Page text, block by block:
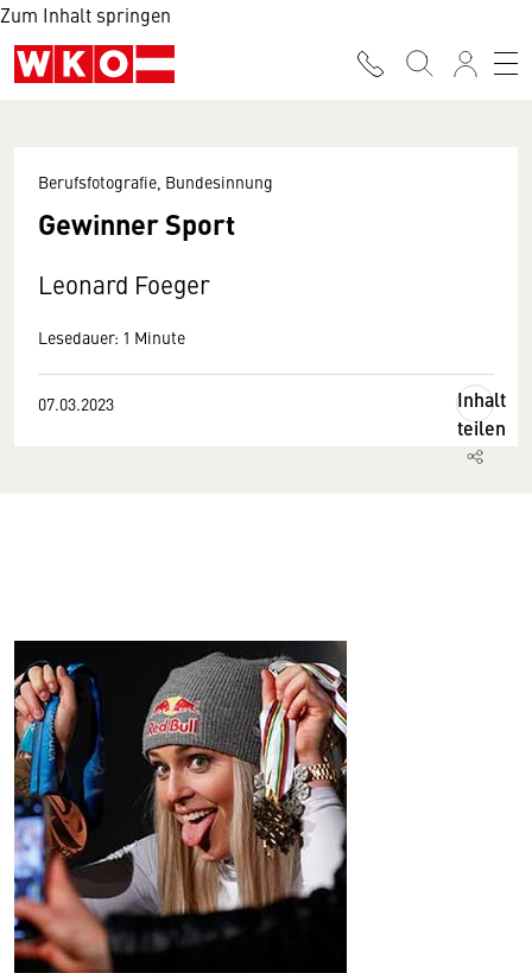
Zum Inhalt springen
Berufsfotografie, Bundesinnung
Gewinner Sport
Leonard Foeger
Lesedauer: 1 Minute
07.03.2023
Inhalt
teilen